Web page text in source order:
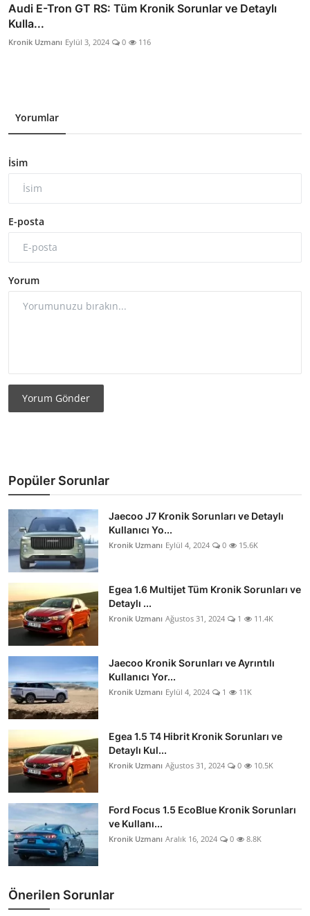
Audi E-Tron GT RS: Tüm Kronik Sorunlar ve Detaylı
Kulla...
Kronik Uzmanı Eylül 3, 2024 0 116
Yorumlar
İsim
E-posta
Yorum
Yorum Gönder
Popüler Sorunlar
Jaecoo J7 Kronik Sorunları ve Detaylı
Kullanıcı Yo...
Kronik Uzmanı Eylül 4, 2024 0 15.6K
Egea 1.6 Multijet Tüm Kronik Sorunları ve
Detaylı ...
Kronik Uzmanı Ağustos 31, 2024 1 11.4K
Jaecoo Kronik Sorunları ve Ayrıntılı
Kullanıcı Yor...
Kronik Uzmanı Eylül 4, 2024 1 11K
Egea 1.5 T4 Hibrit Kronik Sorunları ve
Detaylı Kul...
Kronik Uzmanı Ağustos 31, 2024 0 10.5K
Ford Focus 1.5 EcoBlue Kronik Sorunları
ve Kullanı...
Kronik Uzmanı Aralık 16, 2024 0 8.8K
Önerilen Sorunlar